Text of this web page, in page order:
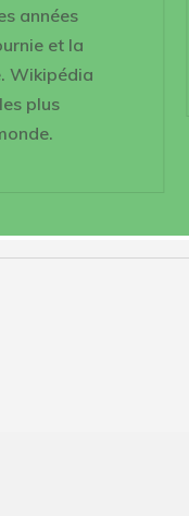
années
et la
Wikipédia
plus